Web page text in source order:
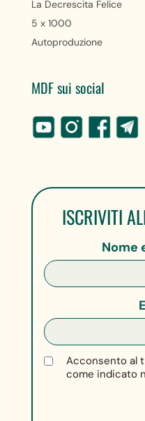
La Decrescita Felice
5 x 1000
Autoproduzione
MDF sui social
ISCRIVITI
Nome
Acconsento al
come indicato